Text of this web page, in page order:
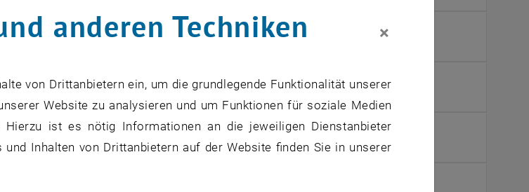
Industriebau - Radikale Umstrukturierung
Industriebau - Unentdeckte Potentiale - Die Vision der Lean Company
Industriebau Europa - Japan - USA , öffnet eine externe URL in einem neuen Fenster
anderen Techniken ×
von Drittanbietern ein, um die grundlegende Funktionalität unserer
Website zu analysieren und um Funktionen für soziale Medien
Hierzu ist es nötig Informationen an die jeweiligen Dienstanbieter
Inhalten von Drittanbietern auf der Website finden Sie in unserer